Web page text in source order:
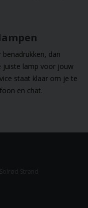
dan
juiste lamp voor jouw
staat klaar om je te
en chat.